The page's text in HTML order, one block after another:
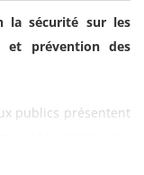
la sécurité sur les
et prévention des
publics présentent
des obligations